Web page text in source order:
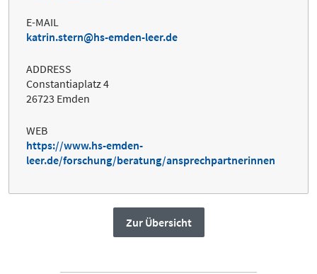
E-MAIL
katrin.stern@hs-emden-leer.de
ADDRESS
Constantiaplatz 4
26723 Emden
WEB
https://www.hs-emden-
leer.de/forschung/beratung/ansprechpartnerinnen
Zur Übersicht